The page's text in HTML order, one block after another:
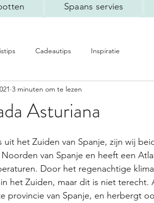
Spaans servies
Cadeautips Inspiratie
Asturiana
3 minuten om te lezen
uit het Zuiden van Spanje, zijn wij
van Spanje en heeft een
Door het regenachtige
het Zuiden, maar dit is niet terecht.
provincie van Spanje, en herbergt